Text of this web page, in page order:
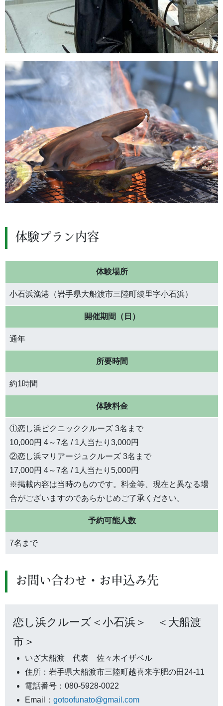
体験プラン内容
体験場所
小石浜漁港（岩手県大船渡市三陸町綾里字小石浜）
開催期間（日）
通年
所要時間
約1時間
体験料金
①恋し浜ピクニッククルーズ 3名まで
10,000円 4～7名 / 1人当たり3,000円
②恋し浜マリアージュクルーズ 3名まで
17,000円 4～7名 / 1人当たり5,000円
※掲載内容は当時のものです。料金等、現在と異なる場
合がございますのであらかじめご了承ください。
予約可能人数
7名まで
お問い合わせ・お申込み先
恋し浜クルーズ＜小石浜＞ ＜大船渡
市＞
いざ大船渡 代表 佐々木イザベル
住所：岩手県大船渡市三陸町越喜来字肥の田24-11
電話番号：080-5928-0022
Email： gotoofunato@gmail.com